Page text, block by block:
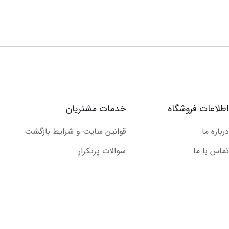
اطلاعات فروشگاه
درباره ما
تماس با ما
خدمات مشتریان
قوانین سایت و شرایط بازگشت
سوالات پرتکرار